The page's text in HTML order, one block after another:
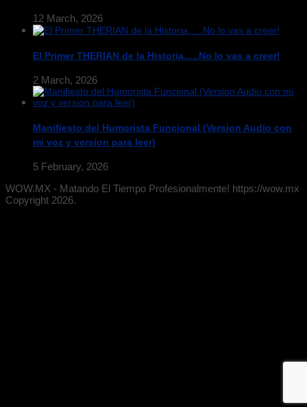
12 March, 2026
El Primer THERIAN de la Historia…..No lo vas a creer!
2 March, 2026
Manifiesto del Humorista Funcional (Version Audio con
mi voz y version para leer)
5 February, 2026
WOW.MX - Matando El Tiempo Profesionalmente! https://wow.mx
Copyright 2026.